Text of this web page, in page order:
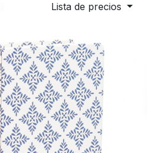
Lista de precios